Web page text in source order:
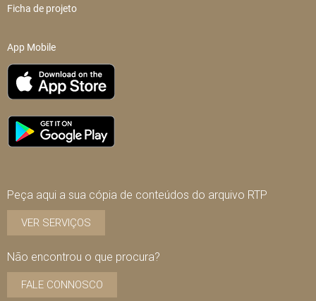
Ficha de projeto
App Mobile
Peça aqui a sua cópia de conteúdos do arquivo RTP
VER SERVIÇOS
Não encontrou o que procura?
FALE CONNOSCO